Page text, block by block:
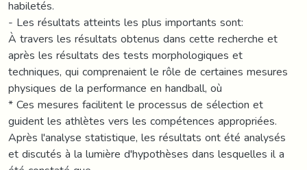
habiletés.
- Les résultats atteints les plus importants sont:
À travers les résultats obtenus dans cette recherche et
après les résultats des tests morphologiques et
techniques, qui comprenaient le rôle de certaines mesures
physiques de la performance en handball, où
* Ces mesures facilitent le processus de sélection et
guident les athlètes vers les compétences appropriées.
Après l'analyse statistique, les résultats ont été analysés
et discutés à la lumière d'hypothèses dans lesquelles il a